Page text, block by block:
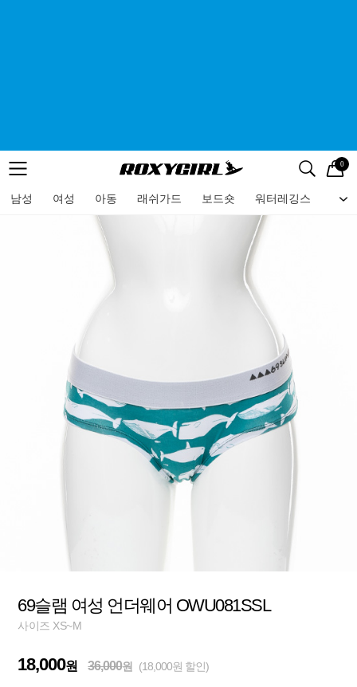
메뉴 검색
로고 0
남성 여성 아동 래쉬가드 보드숏 워터레깅스 비
메뉴
69슬램 여성 언더웨어 OWU081SSL
사이즈 XS~M
18,000원 36,000원 (18,000원 할인)